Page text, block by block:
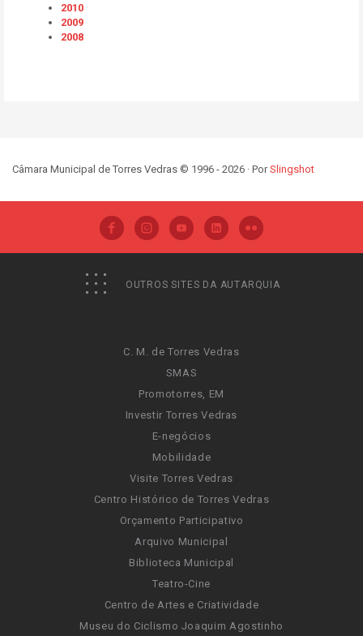
2010
2009
2008
Câmara Municipal de Torres Vedras © 1996 - 2026 · PorSlingshot
OUTROS SITES DA AUTARQUIA
C. M. de Torres Vedras
SMAS
Promotorres, EM
Investir Torres Vedras
E-negócios
Mobilidade
Visite Torres Vedras
Centro Histórico de Torres Vedras
Orçamento Participativo
Arquivo Municipal
Biblioteca Municipal
Teatro-Cine
Centro de Artes e Criatividade
Museu do Ciclismo Joaquim Agostinho